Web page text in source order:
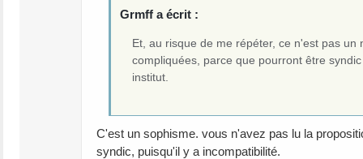
Grmff a écrit :
Et, au risque de me répéter, ce n'est pas
compliquées, parce que pourront être
institut.
C'est un sophisme. vous n'avez pas lu la
syndic, puisqu'il y a incompatibilité.